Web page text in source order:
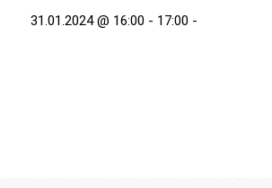
31.01.2024 @ 16:00 - 17:00 -